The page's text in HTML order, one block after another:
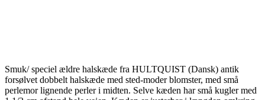
Smuk/ speciel ældre halskæde fra HULTQUIST (Dansk) antik
forsølvet dobbelt halskæde med sted-moder blomster, med små
perlemor lignende perler i midten. Selve kæden har små kugler med